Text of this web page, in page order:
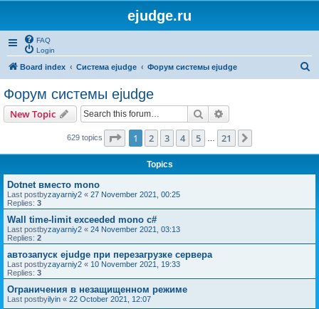
ejudge.ru
FAQ
Login
Board index Система ejudge Форум системы ejudge
Форум системы ejudge
New Topic Search
629 topics Page 1of 21
1 2 3 4 5 21
Topics
Dotnet вместо mono
Last postbyzayarniy2 « 27 November 2021, 00:25
Replies: 3
Wall time-limit exceeded mono c#
Last postbyzayarniy2 « 24 November 2021, 03:13
Replies: 2
автозапуск ejudge при перезагрузке сервера
Last postbyzayarniy2 « 10 November 2021, 19:33
Replies: 3
Ограничения в незащищенном режиме
Last postbyilyin « 22 October 2021, 12:07